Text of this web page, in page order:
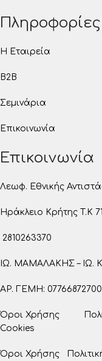
Πληροφορίες
Η Εταιρεία
B2B
Σεμινάρια
Επικοινωνία
Επικοινωνία
Λεωφ. Εθνικής
Ηράκλειο Κρήτης T.K
2810263370
ΙΩ. ΜΑΜΑΛΑΚΗΣ – ΙΩ.
ΑΡ. ΓΕΜΗ:
Όροι Χρήσης
Cookies
Όροι Χρήσης